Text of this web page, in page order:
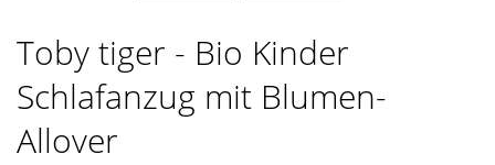
Toby tiger - Bio Kinder
Schlafanzug mit Blumen-
Allover